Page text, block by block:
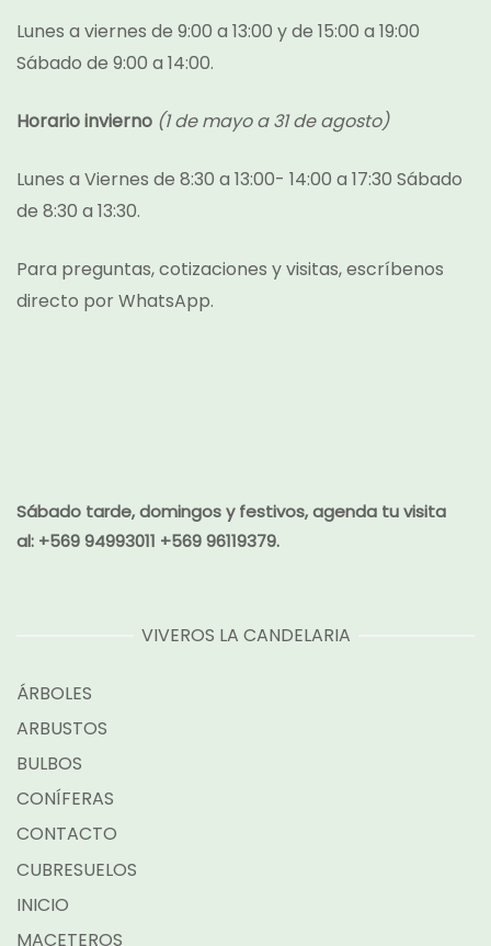
Lunes a viernes de 9:00 a 13:00 y de 15:00 a 19:00
Sábado de 9:00 a 14:00.
Horario invierno (1 de mayo a 31 de agosto)
Lunes a Viernes de 8:30 a 13:00- 14:00 a 17:30 Sábado
de 8:30 a 13:30.
Para preguntas, cotizaciones y visitas, escríbenos
directo porWhatsApp.
Sábado tarde, domingos y festivos, agenda tu visita
al: +569 94993011 +569 96119379.
VIVEROS LA CANDELARIA
ÁRBOLES
ARBUSTOS
BULBOS
CONÍFERAS
CONTACTO
CUBRESUELOS
INICIO
MACETEROS